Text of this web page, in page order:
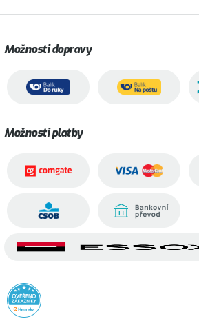
Možnosti dopravy
Možnosti platby